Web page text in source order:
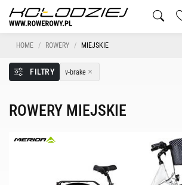
HOME ROWERY MIEJSKIE
FILTRY v-brake
ROWERY MIEJSKIE